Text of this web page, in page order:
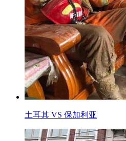
土耳其 VS 保加利亚